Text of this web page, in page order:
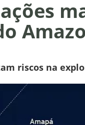
riscos na